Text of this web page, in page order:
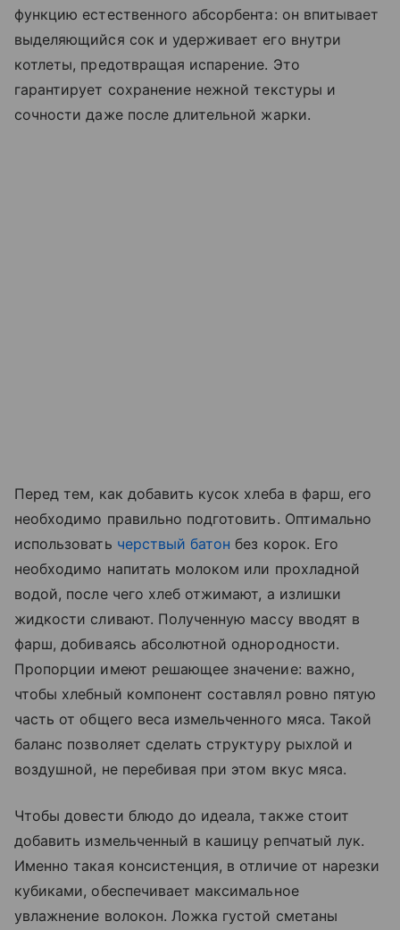
функцию естественного абсорбента: он впитывает
выделяющийся сок и удерживает его внутри
котлеты, предотвращая испарение. Это
гарантирует сохранение нежной текстуры и
сочности даже после длительной жарки.
Перед тем, как добавить кусок хлеба в фарш, его
необходимо правильно подготовить. Оптимально
использовать черствый батон без корок. Его
необходимо напитать молоком или прохладной
водой, после чего хлеб отжимают, а излишки
жидкости сливают. Полученную массу вводят в
фарш, добиваясь абсолютной однородности.
Пропорции имеют решающее значение: важно,
чтобы хлебный компонент составлял ровно пятую
часть от общего веса измельченного мяса. Такой
баланс позволяет сделать структуру рыхлой и
воздушной, не перебивая при этом вкус мяса.
Чтобы довести блюдо до идеала, также стоит
добавить измельченный в кашицу репчатый лук.
Именно такая консистенция, в отличие от нарезки
кубиками, обеспечивает максимальное
увлажнение волокон. Ложка густой сметаны